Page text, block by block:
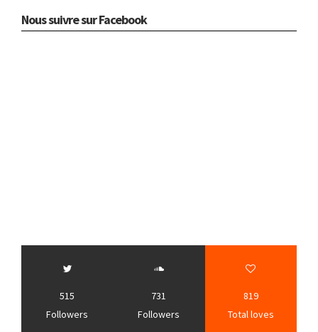
Nous suivre sur Facebook
515
Followers
731
Followers
819
Total loves